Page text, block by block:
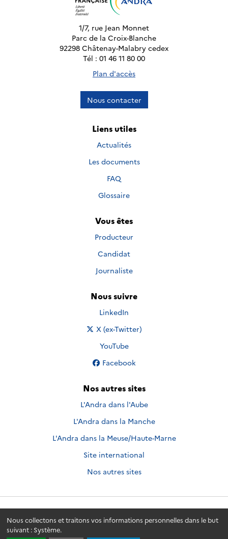
Nous collectons et traitons vos informations personnelles dans le but
suivant : Système.
1/7, rue Jean Monnet
Parc de la Croix-Blanche
92298 Châtenay-Malabry cedex
Tél : 01 46 11 80 00
Plan d'accès
Nous contacter
Liens utiles
Actualités
Les documents
FAQ
Glossaire
Vous êtes
Producteur
Candidat
Journaliste
Nous suivre
Nous suivre sur
LinkedIn
Nous suivre sur
X (ex-Twitter)
Nous suivre sur
YouTube
Nous suivre sur
Facebook
Nos autres sites
L'Andra dans l'Aube
L'Andra dans la Manche
L'Andra dans la Meuse/Haute-Marne
Site international
Nos autres sites